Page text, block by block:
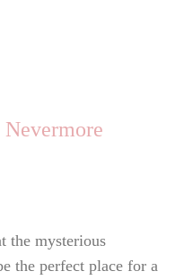
the mysterious
the perfect place for a